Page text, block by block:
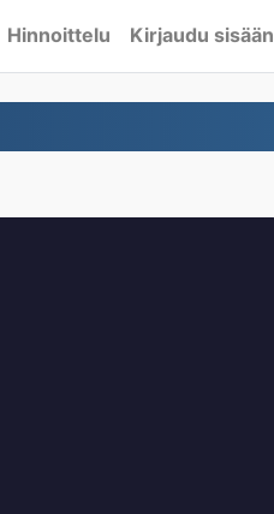
Hinnoittelu Kirjaudu sisään